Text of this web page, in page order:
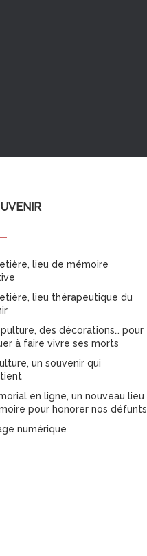
lieu de mémoire
lieu thérapeutique du
des décorations… pour
à faire vivre ses morts
un souvenir qui
en ligne, un nouveau lieu
pour honorer nos défunts
numérique